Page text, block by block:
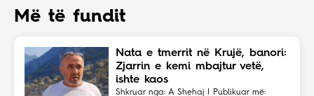
Më të fundit
Nata e tmerrit në Krujë, banori:
Zjarrin e kemi mbajtur vetë,
ishte kaos
Shkruar nga: A Shehaj | Publikuar më: